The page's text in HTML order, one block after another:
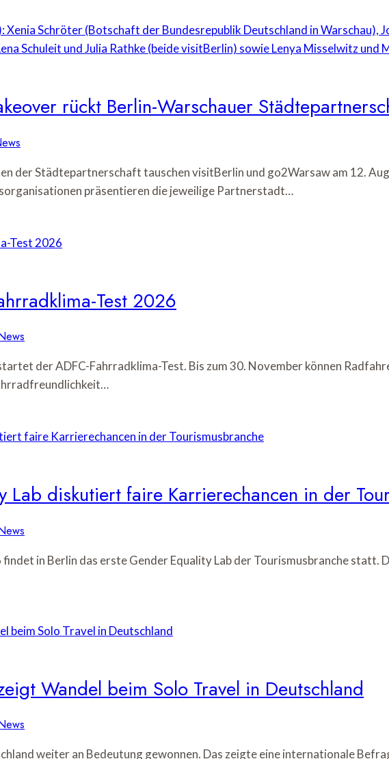
rückt Berlin-Warschauer
der Städtepartnerschaft tauschen visitBerlin und go2Warsaw am 12.
präsentieren die jeweilige Partnerstadt…
Test 2026
der ADFC-Fahrradklima-Test. Bis zum 30. November können
Lab diskutiert faire Karrierechancen in der
in Berlin das erste Gender Equality Lab der Tourismusbranche statt.
Wandel beim Solo Travel in Deutschland
weiter an Bedeutung gewonnen. Das zeigte eine internationale